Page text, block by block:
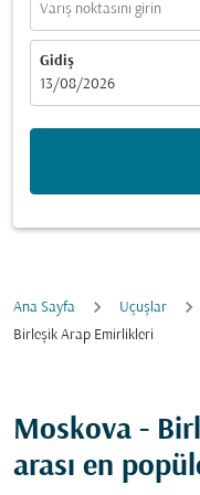
Varış noktasını girin
Gidiş
fc-booking-departure-
13/08/2026
Ana Sayfa Uçuşlar
Birleşik Arap Emirlikleri
Moskova -
arası en